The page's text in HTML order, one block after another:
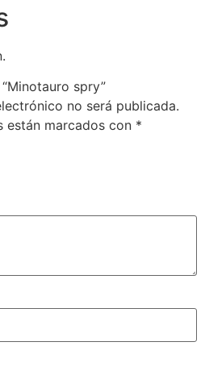
spry”
no será publicada.
están marcados con *